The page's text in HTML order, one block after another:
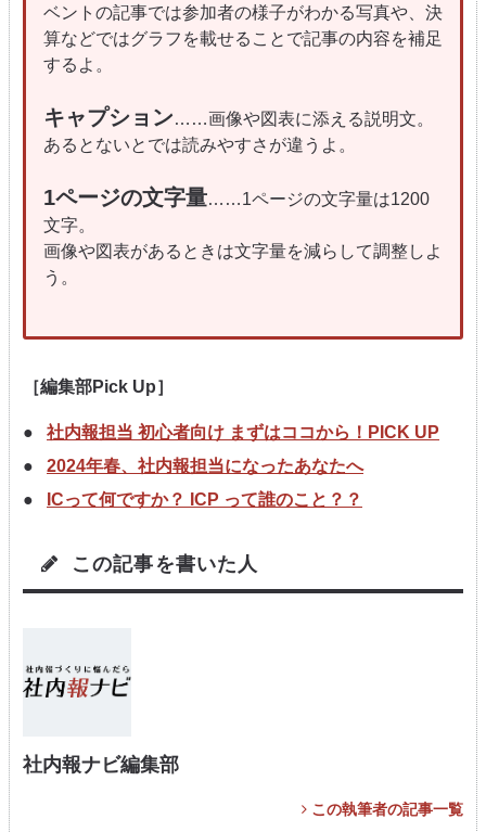
ベントの記事では参加者の様子がわかる写真や、決
算などではグラフを載せることで記事の内容を補足
するよ。
キャプション……画像や図表に添える説明文。
あるとないとでは読みやすさが違うよ。
1ページの文字量……1ページの文字量は1200
文字。
画像や図表があるときは文字量を減らして調整しよ
う。
［編集部Pick Up］
社内報担当 初心者向け まずはココから！PICK UP
2024年春、社内報担当になったあなたへ
ICって何ですか？ ICP って誰のこと？？
この記事を書いた人
社内報ナビ編集部
この執筆者の記事一覧